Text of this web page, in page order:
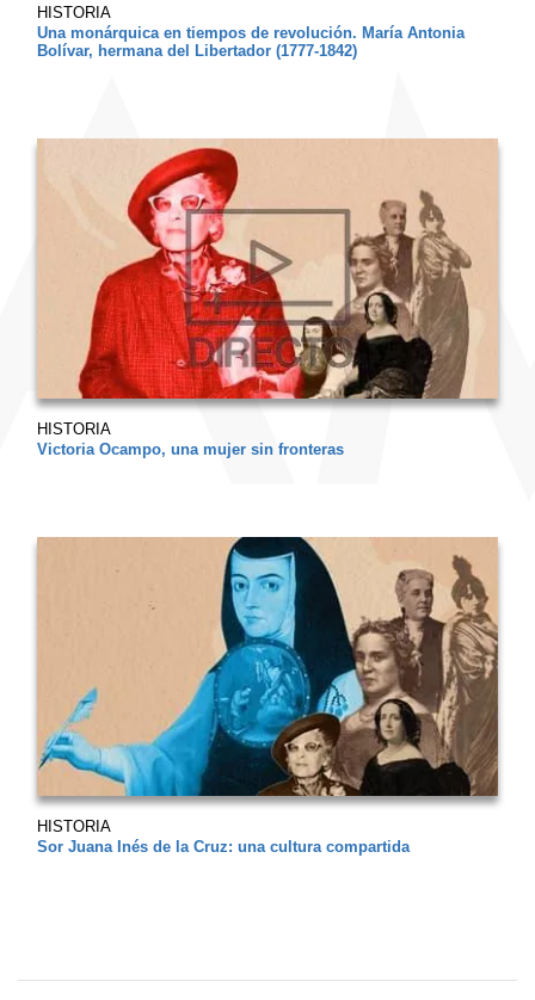
HISTORIA
Una monárquica en tiempos de revolución. María Antonia
Bolívar, hermana del Libertador (1777-1842)
HISTORIA
Victoria Ocampo, una mujer sin fronteras
HISTORIA
Sor Juana Inés de la Cruz: una cultura compartida